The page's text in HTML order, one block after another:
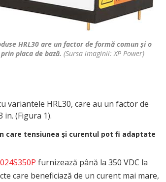
HRL30 are un factor de formă comun și o
placa de bază. (Sursa imaginii: XP Power)
variantele HRL30, care au un factor de
in. (Figura 1).
care tensiunea și curentul pot fi adaptate
furnizează până la 350 VDC la
care beneficiază de un curent mai mare,